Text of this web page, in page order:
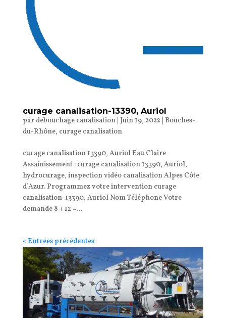
curage canalisation-13390, Auriol
par debouchage canalisation| Juin 19, 2022 Bouches-
du-Rhône, curage canalisation
curage canalisation 13390, Auriol Eau Claire
Assainissement : curage canalisation 13390, Auriol,
hydrocurage, inspection vidéo canalisation Alpes Côte
d’Azur. Programmez votre intervention curage
canalisation-13390, Auriol Nom Téléphone Votre
demande 8 + 12 =...
« Entrées précédentes